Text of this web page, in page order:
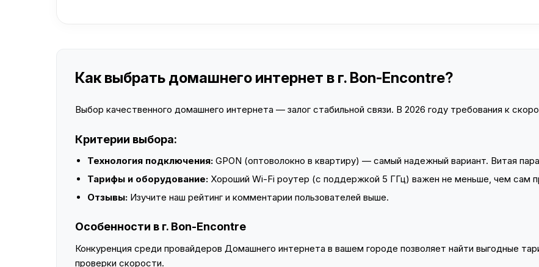
Как выбрать домашнего интернет в г. Bon-Encontre?
Выбор качественного домашнего интернета — залог стабильной связи. В 2026 году требования к
Критерии выбора:
Технология подключения: GPON (оптоволокно в квартиру) — самый надежный вариант. Витая
Тарифы и оборудование: Хороший Wi-Fi роутер (с поддержкой 5 ГГц) важен не меньше, чем сам
Отзывы: Изучите наш рейтинг и комментарии пользователей выше.
Особенности в г. Bon-Encontre
Конкуренция среди провайдеров Домашнего интернета в вашем городе позволяет найти выгодные
проверки скорости.